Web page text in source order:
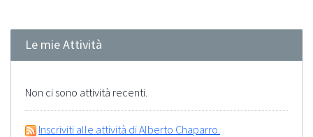
Le mie Attività
Non ci sono attività recenti.
Inscriviti alle attività di Alberto Chaparro.